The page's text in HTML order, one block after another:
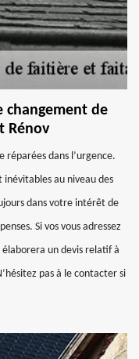
changement de
Rénov
réparées dans l’urgence.
inévitables au niveau des
dans votre intérêt de
Si vos vous adressez
un devis relatif à
pas à le contacter si